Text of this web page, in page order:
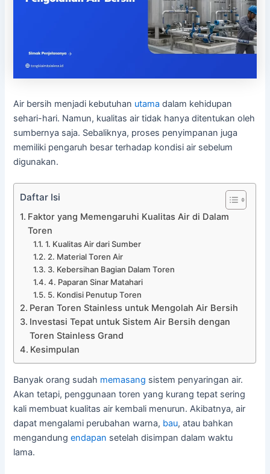
Air bersih menjadi kebutuhan utama dalam kehidupan
sehari-hari. Namun, kualitas air tidak hanya ditentukan oleh
sumbernya saja. Sebaliknya, proses penyimpanan juga
memiliki pengaruh besar terhadap kondisi air sebelum
digunakan.
Daftar Isi
Faktor yang Memengaruhi Kualitas Air di Dalam
Toren
1. Kualitas Air dari Sumber
2. Material Toren Air
3. Kebersihan Bagian Dalam Toren
4. Paparan Sinar Matahari
5. Kondisi Penutup Toren
Peran Toren Stainless untuk Mengolah Air Bersih
Investasi Tepat untuk Sistem Air Bersih dengan
Toren Stainless Grand
Kesimpulan
Banyak orang sudah memasang sistem penyaringan air.
Akan tetapi, penggunaan toren yang kurang tepat sering
kali membuat kualitas air kembali menurun. Akibatnya, air
dapat mengalami perubahan warna, bau, atau bahkan
mengandungendapan setelah disimpan dalam waktu
lama.